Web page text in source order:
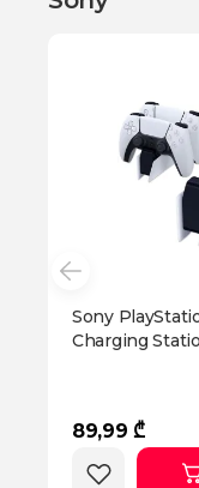
Sony
Charging
89,99 ₾